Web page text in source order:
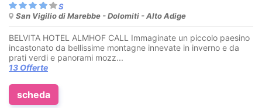
San Vigilio di Marebbe - Dolomiti - Alto Adige
BELVITA HOTEL ALMHOF CALL Immaginate un piccolo paesino
incastonato da bellissime montagne innevate in inverno e da
prati verdi e panorami mozz...
13 Offerte
scheda